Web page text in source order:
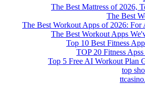
The Best Mattress of 2026,
The Best
The Best Workout Apps of 2026: For
The Best Workout Apps
Top 10 Best Fitness
TOP 20 Fitness
Top 5 Free AI Workout Plan
top